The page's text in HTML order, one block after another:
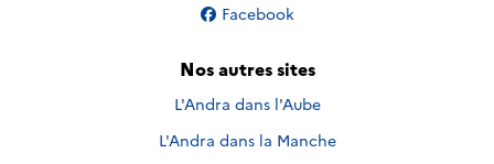
Nous suivre sur
Facebook
Nos autres sites
L'Andra dans l'Aube
L'Andra dans la Manche